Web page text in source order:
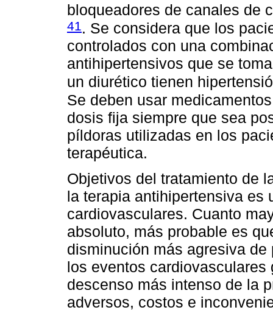
bloqueadores de canales de
41. Se considera que los
controlados con una
antihipertensivos que se
un diurético tienen
Se deben usar
dosis fija siempre que sea
píldoras utilizadas en los
terapéutica.
Objetivos del tratamiento de
la terapia antihipertensiva es
cardiovasculares. Cuanto
absoluto, más probable es
disminución más agresiva
los eventos
descenso más intenso de la
adversos, costos e